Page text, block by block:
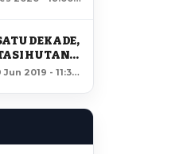
DEKADE,
HUTAN
MENCAPAI
Jun 2019 - 11:34